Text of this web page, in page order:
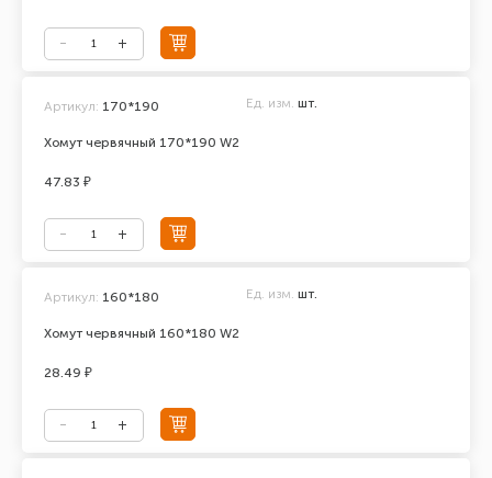
Хомут червячный 170*190 W2
Артикул: 170*190 Ед. изм. шт.
47.83 ₽
Хомут червячный 160*180 W2
Артикул: 160*180 Ед. изм. шт.
28.49 ₽